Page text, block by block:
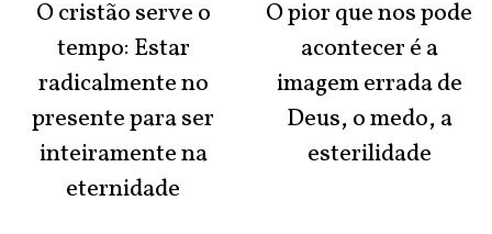
O cristão serve o
tempo: Estar
radicalmente no
presente para ser
inteiramente na
eternidade
O pior que nos pode
acontecer é a
imagem errada de
Deus, o medo, a
esterilidade